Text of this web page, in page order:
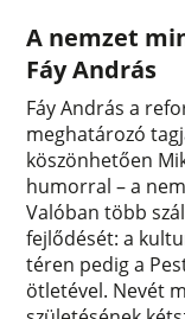
A nemzet
Fáy András
Fáy András a
meghatározó
köszönhetően
humorral – a
Valóban több
fejlődését: a
téren pedig a
ötletével. Nevét